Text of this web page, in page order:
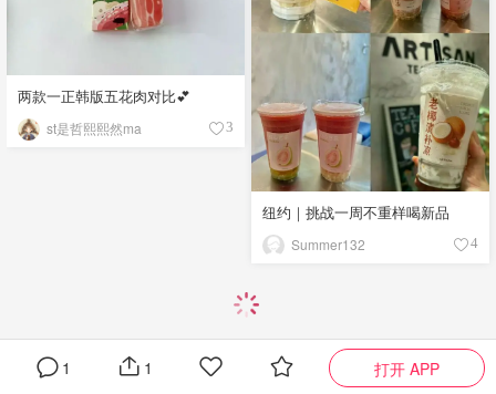
两款一正韩版五花肉对比💕
st是哲熙熙然ma 3
纽约｜挑战一周不重样喝新品
Summer132 4
1 1 打开 APP